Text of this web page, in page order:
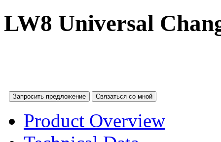
LW8 Universal
Запросить предложение Связаться со мной
Product Overview